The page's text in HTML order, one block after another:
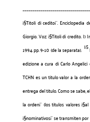
¡§Titoli di cedito¡¨. Enciclopedia
Giorgio. Voz: ¡§Titoli di credito. I)
1994. pp. 9-10 (de la separata). 15
edizione a cura di Carlo Angelici
TCHN es un titulo valor a la
entrega del titulo. Como se sabe,
la orden¡¨ (los titulos valores
¡§nominativos¡¨ se transmiten por